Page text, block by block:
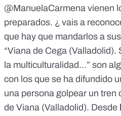
@ManuelaCarmena vienen
preparados. ¿ vais a
que hay que mandarlos a
“Viana de Cega
la multiculturalidad…” son
con los que se ha difundido
una persona golpear un tren
de Viana (Valladolid). Desde